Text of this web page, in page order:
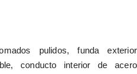
pulidos, funda exterior
conducto interior de acero